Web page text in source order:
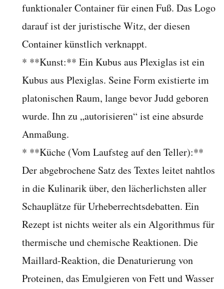
funktionaler Container für einen Fuß. Das Logo
darauf ist der juristische Witz, der diesen
Container künstlich verknappt.
* **Kunst:** Ein Kubus aus Plexiglas ist ein
Kubus aus Plexiglas. Seine Form existierte im
platonischen Raum, lange bevor Judd geboren
wurde. Ihn zu „autorisieren“ ist eine absurde
Anmaßung.
* **Küche (Vom Laufsteg auf den Teller):**
Der abgebrochene Satz des Textes leitet nahtlos
in die Kulinarik über, den lächerlichsten aller
Schauplätze für Urheberrechtsdebatten. Ein
Rezept ist nichts weiter als ein Algorithmus für
thermische und chemische Reaktionen. Die
Maillard-Reaktion, die Denaturierung von
Proteinen, das Emulgieren von Fett und Wasser